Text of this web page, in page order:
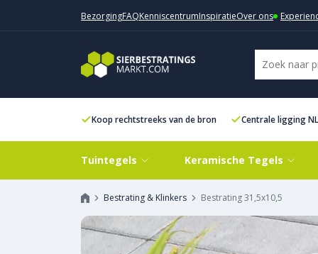
BezorgingFAQKenniscentrumInspiratieOver ons
Koop rechtstreeks van de bron Centrale ligging NL
Tuintegels Keramische Tegels
Bestrating & Klinkers Bestrating 31,5x10,5